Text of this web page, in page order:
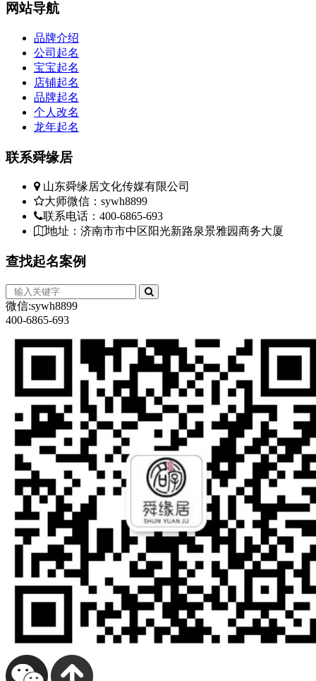
网站导航
品牌介绍
公司起名
宝宝起名
店铺起名
品牌起名
个人改名
龙年起名
联系舜缘居
山东舜缘居文化传媒有限公司
大师微信：sywh8899
联系电话：400-6865-693
地址：济南市市中区阳光新路泉景雅园商务大厦
查找起名案例
微信:sywh8899
400-6865-693